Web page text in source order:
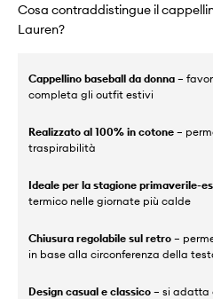
Cosa contraddistingue il
Lauren?
Cappellino baseball da donna –
completa gli outfit estivi
Realizzato al 100% in cotone –
traspirabilità
Ideale per la stagione primaverile-
termico nelle giornate più calde
Chiusura regolabile sul retro –
in base alla circonferenza della
Design casual e classico – si adatta